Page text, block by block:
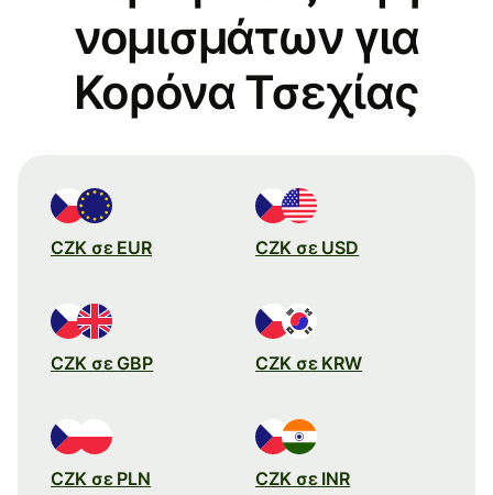
νομισμάτων για
Κορόνα Τσεχίας
CZK σε EUR CZK σε USD
CZK σε GBP CZK σε KRW
CZK σε PLN CZK σε INR